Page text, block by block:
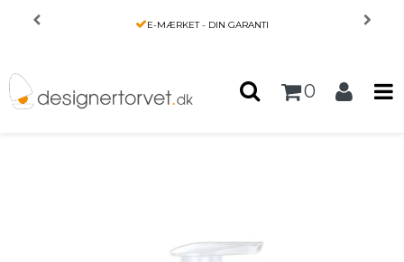
E-MÆRKET - DIN GARANTI
0
Forside HENDE /